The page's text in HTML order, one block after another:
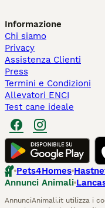
Informazione
Chi siamo
Privacy
Assistenza Clienti
Press
Termini e Condizioni
Allevatori ENCI
Test cane ideale
Pets4Homes
Annunci Animali
AnnunciAnimali.it utilizza i